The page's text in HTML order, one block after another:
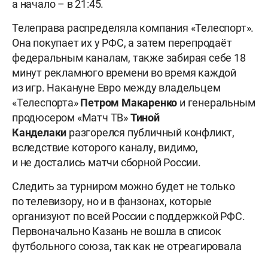
а начало – в 21:45.
Телеправа распределяла компания «Телеспорт».
Она покупает их у РФС, а затем перепродаёт
федеральным каналам, также забирая себе 18
минут рекламного времени во время каждой
из игр. Накануне Евро между владельцем
«Телеспорта»Петром Макаренко и генеральным
продюсером «Матч ТВ»Тиной
Канделаки разгорелся публичный конфликт,
вследствие которого каналу, видимо,
и не достались матчи сборной России.
Следить за турниром можно будет не только
по телевизору, но и в фанзонах, которые
организуют по всей России с поддержкой РФС.
Первоначально Казань не вошла в список
футбольного союза, так как не отреагировала